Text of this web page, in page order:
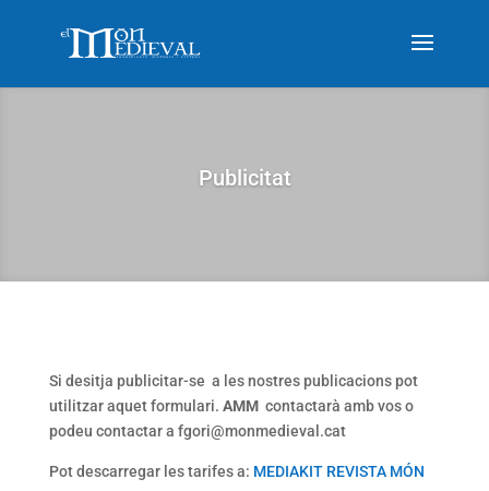
Publicitat
Si desitja publicitar-se a les nostres publicacions pot
utilitzar aquet formulari. AMM contactarà amb vos o
podeu contactar a fgori@monmedieval.cat
Pot descarregar les tarifes a: MEDIAKIT REVISTA MÓN